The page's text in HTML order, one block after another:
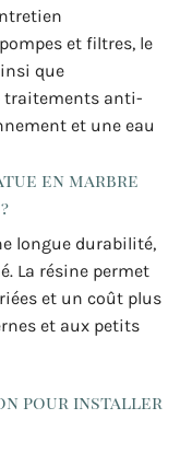
et filtres, le
que
traitements anti-
et une eau
en marbre
longue durabilité,
La résine permet
et un coût plus
et aux petits
pour installer